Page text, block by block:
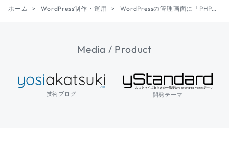
ホーム WordPress制作・運用 WordPressの管理画面に「PHPの更新が必要です」と表示されたときの対処方法
Media / Product
技術ブログ 開発テーマ